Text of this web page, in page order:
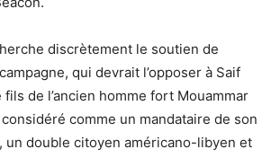
discrètement le soutien de
qui devrait l’opposer à Saif
de l’ancien homme fort Mouammar
comme un mandataire de son
un double citoyen américano-libyen et